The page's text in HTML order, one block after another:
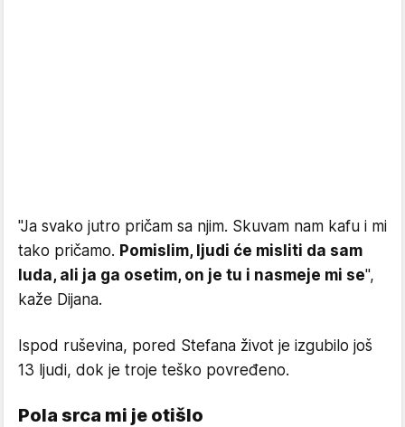
"Ja svako jutro pričam sa njim. Skuvam nam kafu i mi
tako pričamo. Pomislim, ljudi će misliti da sam
luda, ali ja ga osetim, on je tu i nasmeje mi se",
kaže Dijana.
Ispod ruševina, pored Stefana život je izgubilo još
13 ljudi, dok je troje teško povređeno.
Pola srca mi je otišlo